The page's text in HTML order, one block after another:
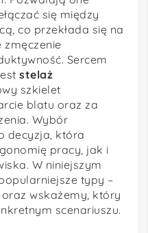
się między
co przekłada się na
zmęczenie
Sercem
stelaż
szkielet
blatu oraz za
Wybór
decyzja, która
pracy, jak i
W niniejszym
typy –
wskażemy, który
scenariuszu.